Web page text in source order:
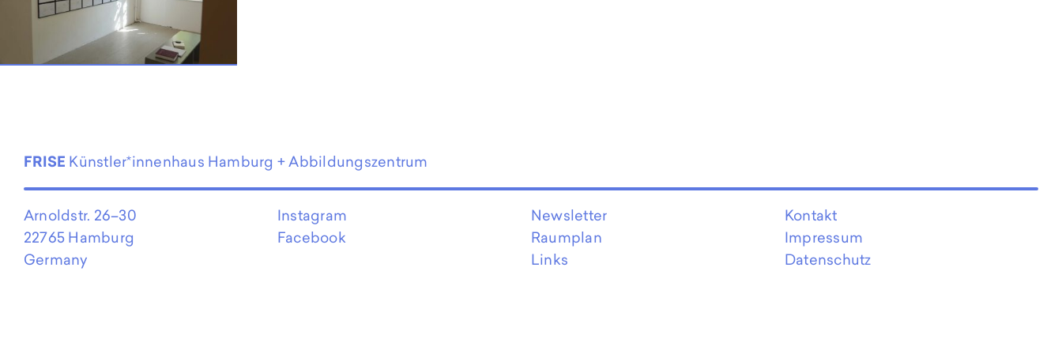
FRISE Künstler*innenhaus Hamburg + Abbildungszentrum
Arnoldstr. 26–30
22765 Hamburg
Germany
Instagram
Facebook
Newsletter
Raumplan
Links
Kontakt
Impressum
Datenschutz